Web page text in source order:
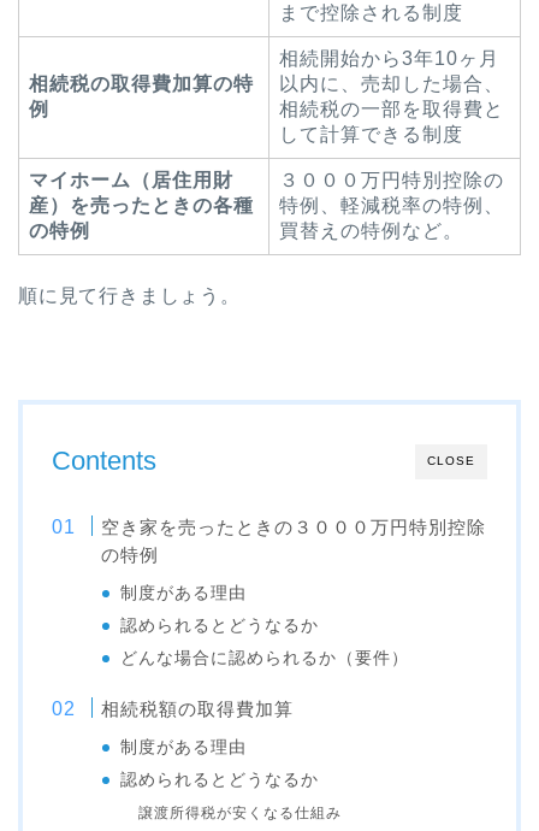
まで控除される制度
相続税の取得費加算の特
例
相続開始から3年10ヶ月
以内に、売却した場合、
相続税の一部を取得費と
して計算できる制度
マイホーム（居住用財
産）を売ったときの各種
の特例
３０００万円特別控除の
特例、軽減税率の特例、
買替えの特例など。
順に見て行きましょう。
CLOSE
Contents
空き家を売ったときの３０００万円特別控除
の特例
制度がある理由
認められるとどうなるか
どんな場合に認められるか（要件）
相続税額の取得費加算
制度がある理由
認められるとどうなるか
譲渡所得税が安くなる仕組み